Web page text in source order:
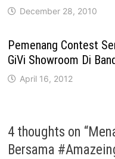
December 28, 2010
Pemenang Contest
GiVi Showroom Di
April 16, 2012
4 thoughts on “
Bersama